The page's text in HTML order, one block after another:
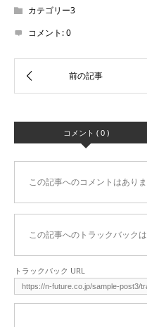
カテゴリー3
コメント:0
コメント ( 0 )
この記事へのコメントはありま
この記事へのトラックバックは
トラックバック URL